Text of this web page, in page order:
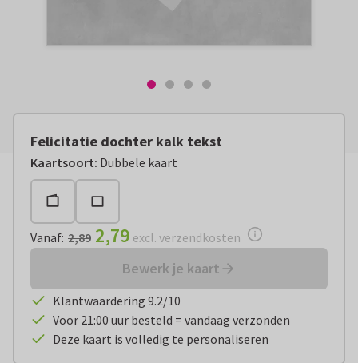
Felicitatie dochter kalk tekst
Kaartsoort: Dubbele kaart
Vanaf:€ 2,79 excl. verzendkosten
Vanaf: 2,89 2,79 excl. verzendkosten
Bewerk je kaart
Klantwaardering 9.2/10
Voor 21:00 uur besteld = vandaag verzonden
Deze kaart is volledig te personaliseren